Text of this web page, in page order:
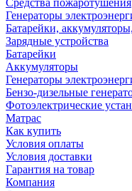
Средства пожаротушения
Генераторы
Батарейки,
Зарядные устройства
Батарейки
Аккумуляторы
Генераторы
Бензо-дизельные
Фотоэлектрические
Матрас
Как купить
Условия оплаты
Условия доставки
Гарантия на товар
Компания